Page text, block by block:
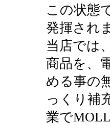
この状態
発揮され
当店では
商品を、
める事の
っくり補
業で